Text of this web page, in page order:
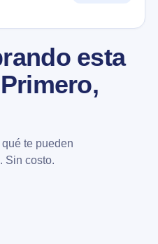
esta
te pueden
Sin costo.